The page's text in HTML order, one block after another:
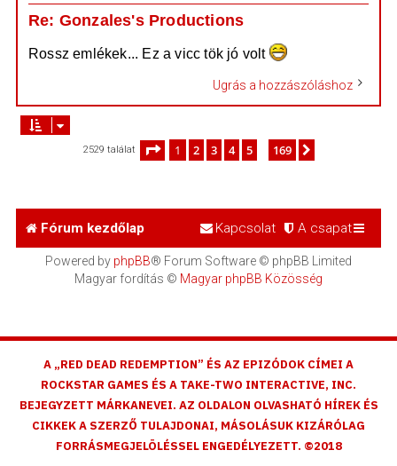
Re: Gonzales's Productions
Rossz emlékek... Ez a vicc tök jó volt
Ugrás a hozzászóláshoz
2529 találat Oldal:1 /169
1 2 3 4 5 169
Fórum kezdőlap A csapat
Kapcsolat
Powered by phpBB® Forum Software © phpBB Limited
Magyar fordítás © Magyar phpBB Közösség
A „RED DEAD REDEMPTION” ÉS AZ EPIZÓDOK CÍMEI A
ROCKSTAR GAMES ÉS A TAKE-TWO INTERACTIVE, INC.
BEJEGYZETT MÁRKANEVEI. AZ OLDALON OLVASHATÓ HÍREK ÉS
CIKKEK A SZERZŐ TULAJDONAI, MÁSOLÁSUK KIZÁRÓLAG
FORRÁSMEGJELÖLÉSSEL ENGEDÉLYEZETT. ©2018